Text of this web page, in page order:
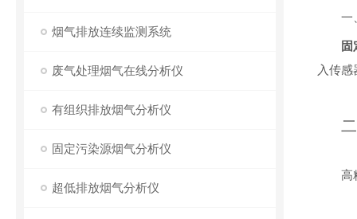
烟气排放连续监测系统
废气处理烟气在线分析仪
有组织排放烟气分析仪
固定污染源烟气分析仪
超低排放烟气分析仪
一
入传
高